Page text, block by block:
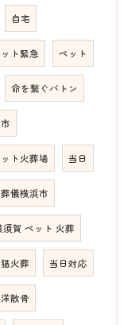
自宅
ト緊急 ペット
命を繋ぐバトン
ト火葬場 当日
儀横浜市
須賀 ペット 火葬
火葬 当日対応
散骨